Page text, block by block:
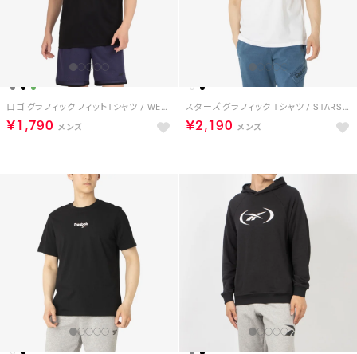
ロゴ グラフィック フィットTシャツ / WESTY EASY FIT GRAPHIC TEE （ブラック）
￥1,790
スターズ グラフィック Tシャツ / STARS GRAPHIC TEE （ホワイト）
￥2,190